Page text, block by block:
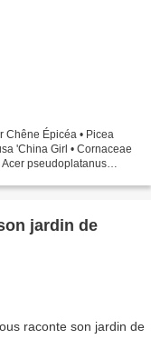
Chêne Épicéa • Picea
'China Girl • Cornaceae
Acer pseudoplatanus
jardin de